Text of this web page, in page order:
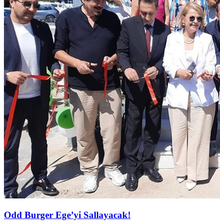
Odd Burger Ege’yi Sallayacak!